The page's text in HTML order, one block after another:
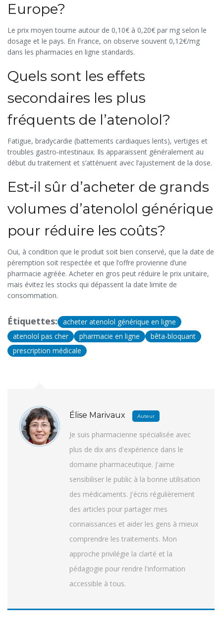
Europe?
Le prix moyen tourne autour de 0,10€ à 0,20€ par mg selon le
dosage et le pays. En France, on observe souvent 0,12€/mg
dans les pharmacies en ligne standards.
Quels sont les effets
secondaires les plus
fréquents de l’atenolol?
Fatigue, bradycardie (battements cardiaques lents), vertiges et
troubles gastro‑intestinaux. Ils apparaissent généralement au
début du traitement et s’atténuent avec l’ajustement de la dose.
Est‑il sûr d’acheter de grands
volumes d’atenolol générique
pour réduire les coûts?
Oui, à condition que le produit soit bien conservé, que la date de
péremption soit respectée et que l’offre provienne d’une
pharmacie agréée. Acheter en gros peut réduire le prix unitaire,
mais évitez les stocks qui dépassent la date limite de
consommation.
Étiquettes:
acheter atenolol générique en ligne
atenolol pas cher
pharmacie en ligne
bêta-bloquant
prescription médicale
Élise Marivaux Auteur
Je suis pharmacienne spécialisée avec
plus de dix ans d'expérience dans le
domaine pharmaceutique. J'aime
sensibiliser le public à la bonne utilisation
des médicaments. J'écris régulièrement
des articles pour partager mes
connaissances et aider les gens à mieux
comprendre les traitements. Mon
approche privilégie la clarté et la
pédagogie pour rendre l'information
accessible à tous.